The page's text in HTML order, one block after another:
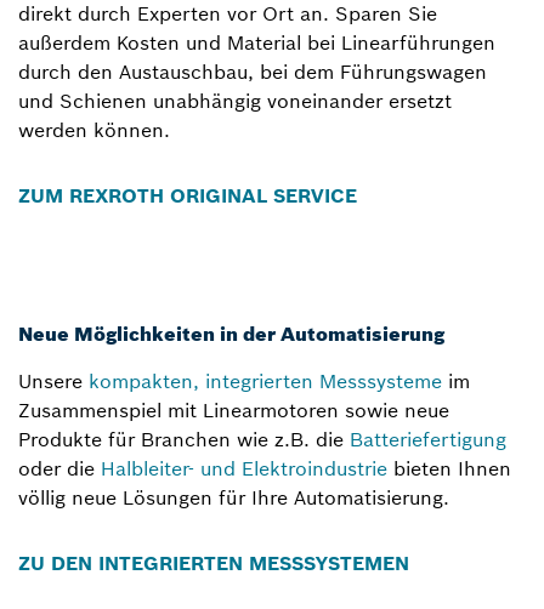
direkt durch Experten vor Ort an. Sparen Sie
außerdem Kosten und Material bei Linearführungen
durch den Austauschbau, bei dem Führungswagen
und Schienen unabhängig voneinander ersetzt
werden können.
ZUM REXROTH ORIGINAL SERVICE
Neue Möglichkeiten in der Automatisierung
Unsere kompakten, integrierten Messsysteme im
Zusammenspiel mit Linearmotoren sowie neue
Produkte für Branchen wie z.B. die Batteriefertigung
oder die Halbleiter- und Elektroindustrie bieten Ihnen
völlig neue Lösungen für Ihre Automatisierung.
ZU DEN INTEGRIERTEN MESSSYSTEMEN